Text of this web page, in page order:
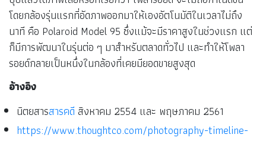
เอ็ดวิน แลนด์
ผู้คิดค้นกล้องโพลารอยด์
ถ้าไม่มี เอ็ดวิน แลนด์ (Edwin Land) กล้องแบบสำเร็จรูปที่ถ่าย